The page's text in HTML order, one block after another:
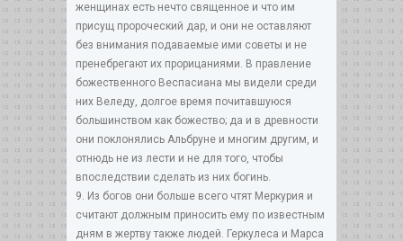
женщинах есть нечто священное и что им
присущ пророческий дар, и они не оставляют
без внимания подаваемые ими советы и не
пренебрегают их прорицаниями. В правление
божественного Веспасиана мы видели среди
них Веледу, долгое время почитавшуюся
большинством как божество; да и в древности
они поклонялись Альбруне и многим другим, и
отнюдь не из лести и не для того, чтобы
впоследствии сделать из них богинь.
9. Из богов они больше всего чтят Меркурия и
считают должным приносить ему по известным
дням в жертву также людей. Геркулеса и Марса